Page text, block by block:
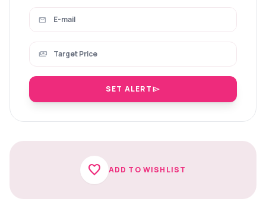
mail
payments
SET ALERTsend
favorite ADD TO WISHLIST